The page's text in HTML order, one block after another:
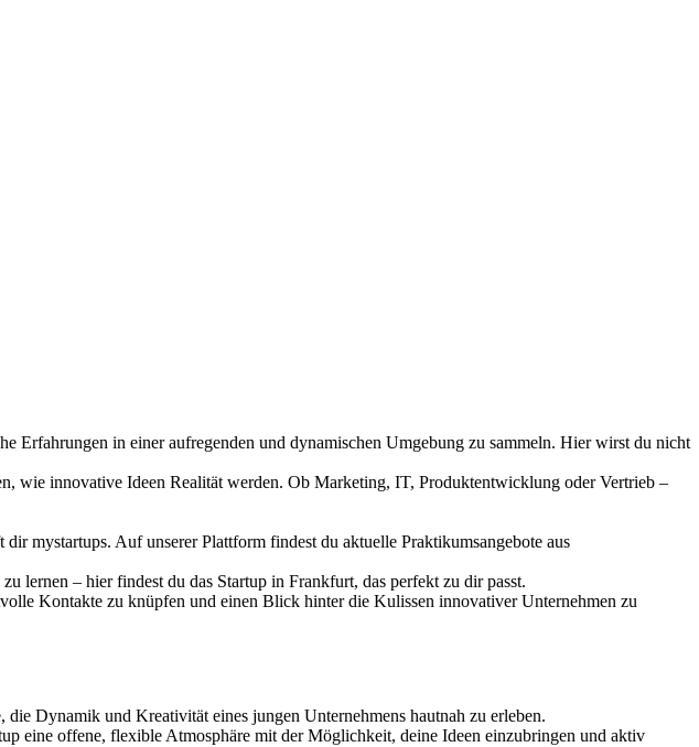
Erfahrungen in einer aufregenden und dynamischen Umgebung zu sammeln. Hier wirst du nicht
wie innovative Ideen Realität werden. Ob Marketing, IT, Produktentwicklung oder Vertrieb –
mystartups. Auf unserer Plattform findest du aktuelle Praktikumsangebote aus
lernen – hier findest du das Startup in Frankfurt, das perfekt zu dir passt.
Kontakte zu knüpfen und einen Blick hinter die Kulissen innovativer Unternehmen zu
Dynamik und Kreativität eines jungen Unternehmens hautnah zu erleben.
eine offene, flexible Atmosphäre mit der Möglichkeit, deine Ideen einzubringen und aktiv